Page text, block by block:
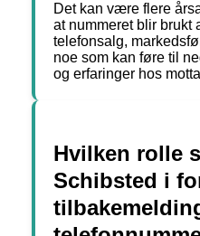
Det kan være flere
at nummeret blir brukt
telefonsalg,
noe som kan føre til
og erfaringer hos
Hvilken rolle
Schibsted i